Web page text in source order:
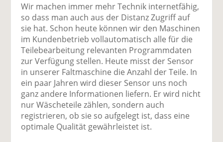
Wir machen immer mehr Technik internetfähig,
so dass man auch aus der Distanz Zugriff auf
sie hat. Schon heute können wir den Maschinen
im Kundenbetrieb vollautomatisch alle für die
Teilebearbeitung relevanten Programmdaten
zur Verfügung stellen. Heute misst der Sensor
in unserer Faltmaschine die Anzahl der Teile. In
ein paar Jahren wird dieser Sensor uns noch
ganz andere Informationen liefern. Er wird nicht
nur Wäscheteile zählen, sondern auch
registrieren, ob sie so aufgelegt ist, dass eine
optimale Qualität gewährleistet ist.